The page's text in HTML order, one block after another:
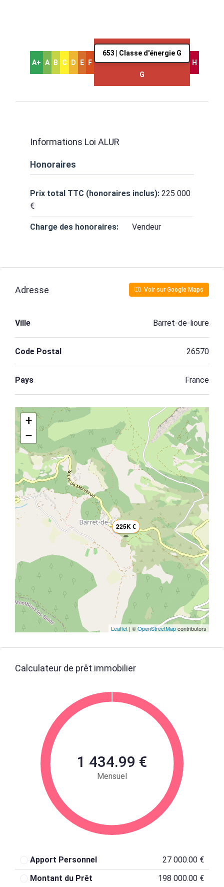
A+ A B C D E F
653 | Classe d'énergie G
G
H
Informations Loi ALUR
Honoraires
Prix total TTC (honoraires inclus): 225 000
€
Charge des honoraires: Vendeur
Adresse Voir sur Google Maps
Ville Barret-de-lioure
Code Postal 26570
Pays France
225K €
+
−
Leaflet | ©OpenStreetMapcontributors
Calculateur de prêt immobilier
1 434.99 €
Mensuel
Apport Personnel
27 000.00 €
Montant du Prêt
198 000.00 €